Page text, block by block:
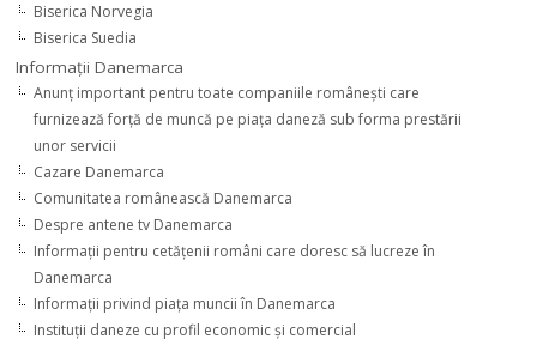
Biserica Norvegia
Biserica Suedia
Informaţii Danemarca
Anunţ important pentru toate companiile româneşti care
furnizează forţă de muncă pe piaţa daneză sub forma prestării
unor servicii
Cazare Danemarca
Comunitatea românească Danemarca
Despre antene tv Danemarca
Informaţii pentru cetăţenii români care doresc să lucreze în
Danemarca
Informaţii privind piaţa muncii în Danemarca
Instituţii daneze cu profil economic şi comercial